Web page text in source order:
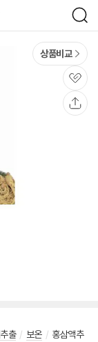
검
색
상품비교
관
심
출 / 보온 / 홍삼액추